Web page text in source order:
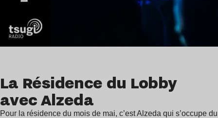
La Résidence du Lobby
avec Alzeda
Pour la résidence du mois de mai, c’est Alzeda qui s’occupe du